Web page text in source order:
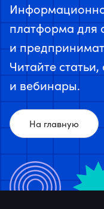
платформа для
и
Читайте
и вебинары.
На главную